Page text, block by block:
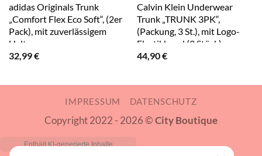
adidas Originals Trunk
„Comfort Flex Eco Soft“, (2er
Pack), mit zuverlässigem
Halt
32,99€
Calvin Klein Underwear
Trunk „TRUNK 3PK“,
(Packung, 3 St.), mit Logo-
Elastikbund (3 Stück)
44,90€
IMPRESSUM DATENSCHUTZ
Copyright 2022 - 2026 ©City Boutique